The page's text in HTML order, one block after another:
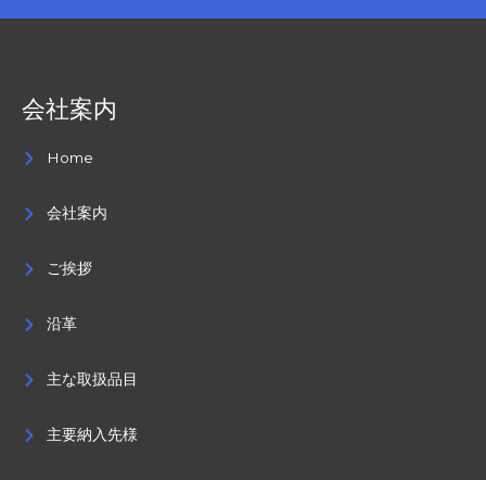
会社案内
Home
会社案内
ご挨拶
沿革
主な取扱品目
主要納入先様